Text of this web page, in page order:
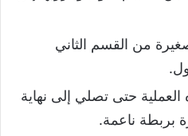
من القسم الثاني
حتى تصلي إلى نهاية
بربطة ناعمة.